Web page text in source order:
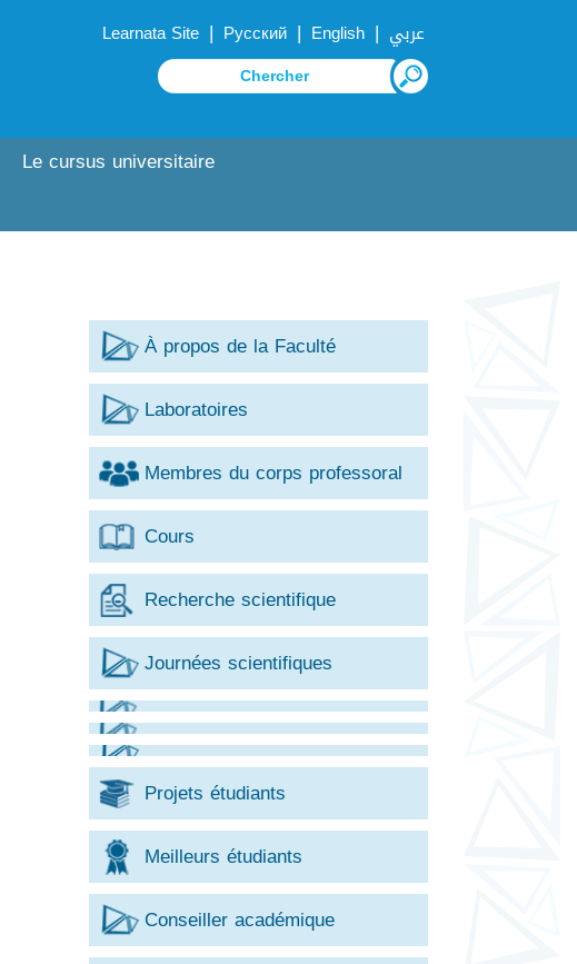
Learnata Site | Русский | English | عربي
Le cursus universitaire
À propos de la Faculté
Laboratoires
Membres du corps professoral
Cours
Recherche scientifique
Journées scientifiques
Projets étudiants
Meilleurs étudiants
Conseiller académique